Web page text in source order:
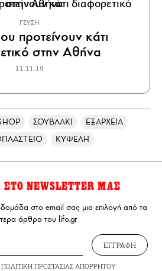
ΓΕΥΣΗ
προτείνουν κάτι
στην Αθήνα
11.11.19
ΣΟΥΒΛΑΚΙ
ΕΞΑΡΧΕΙΑ
ΚΥΨΕΛΗ
NEWSLETTER ΜΑΣ
στο email σας μια επιλογή από τα
άρθρα του lifo.gr
ΕΓΓΡΑΦΗ
ΠΟΛΙΤΙΚΗ ΠΡΟΣΤΑΣΙΑΣ ΑΠΟΡΡΗΤΟΥ